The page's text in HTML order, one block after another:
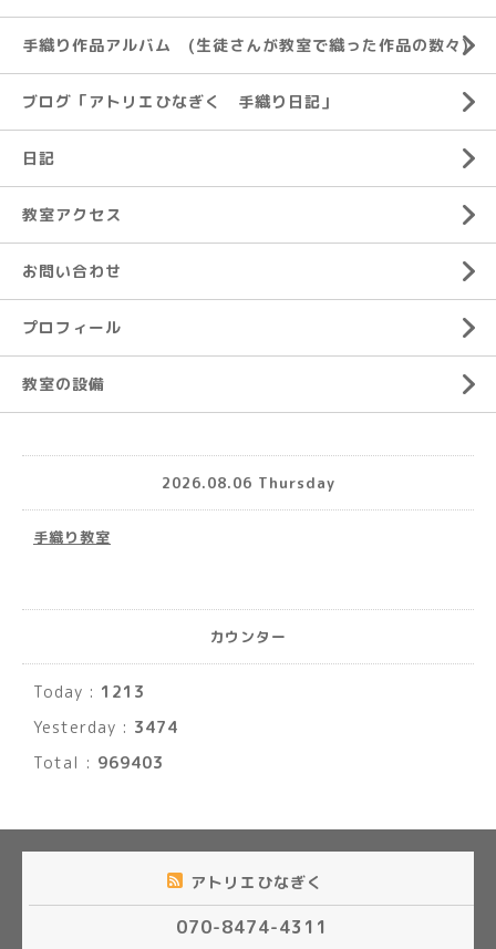
手織り作品アルバム (生徒さんが教室で織った作品の数々)
ブログ「アトリエひなぎく 手織り日記」
日記
教室アクセス
お問い合わせ
プロフィール
教室の設備
2026.08.06 Thursday
手織り教室
カウンター
Today : 1213
Yesterday : 3474
Total : 969403
アトリエひなぎく
070-8474-4311